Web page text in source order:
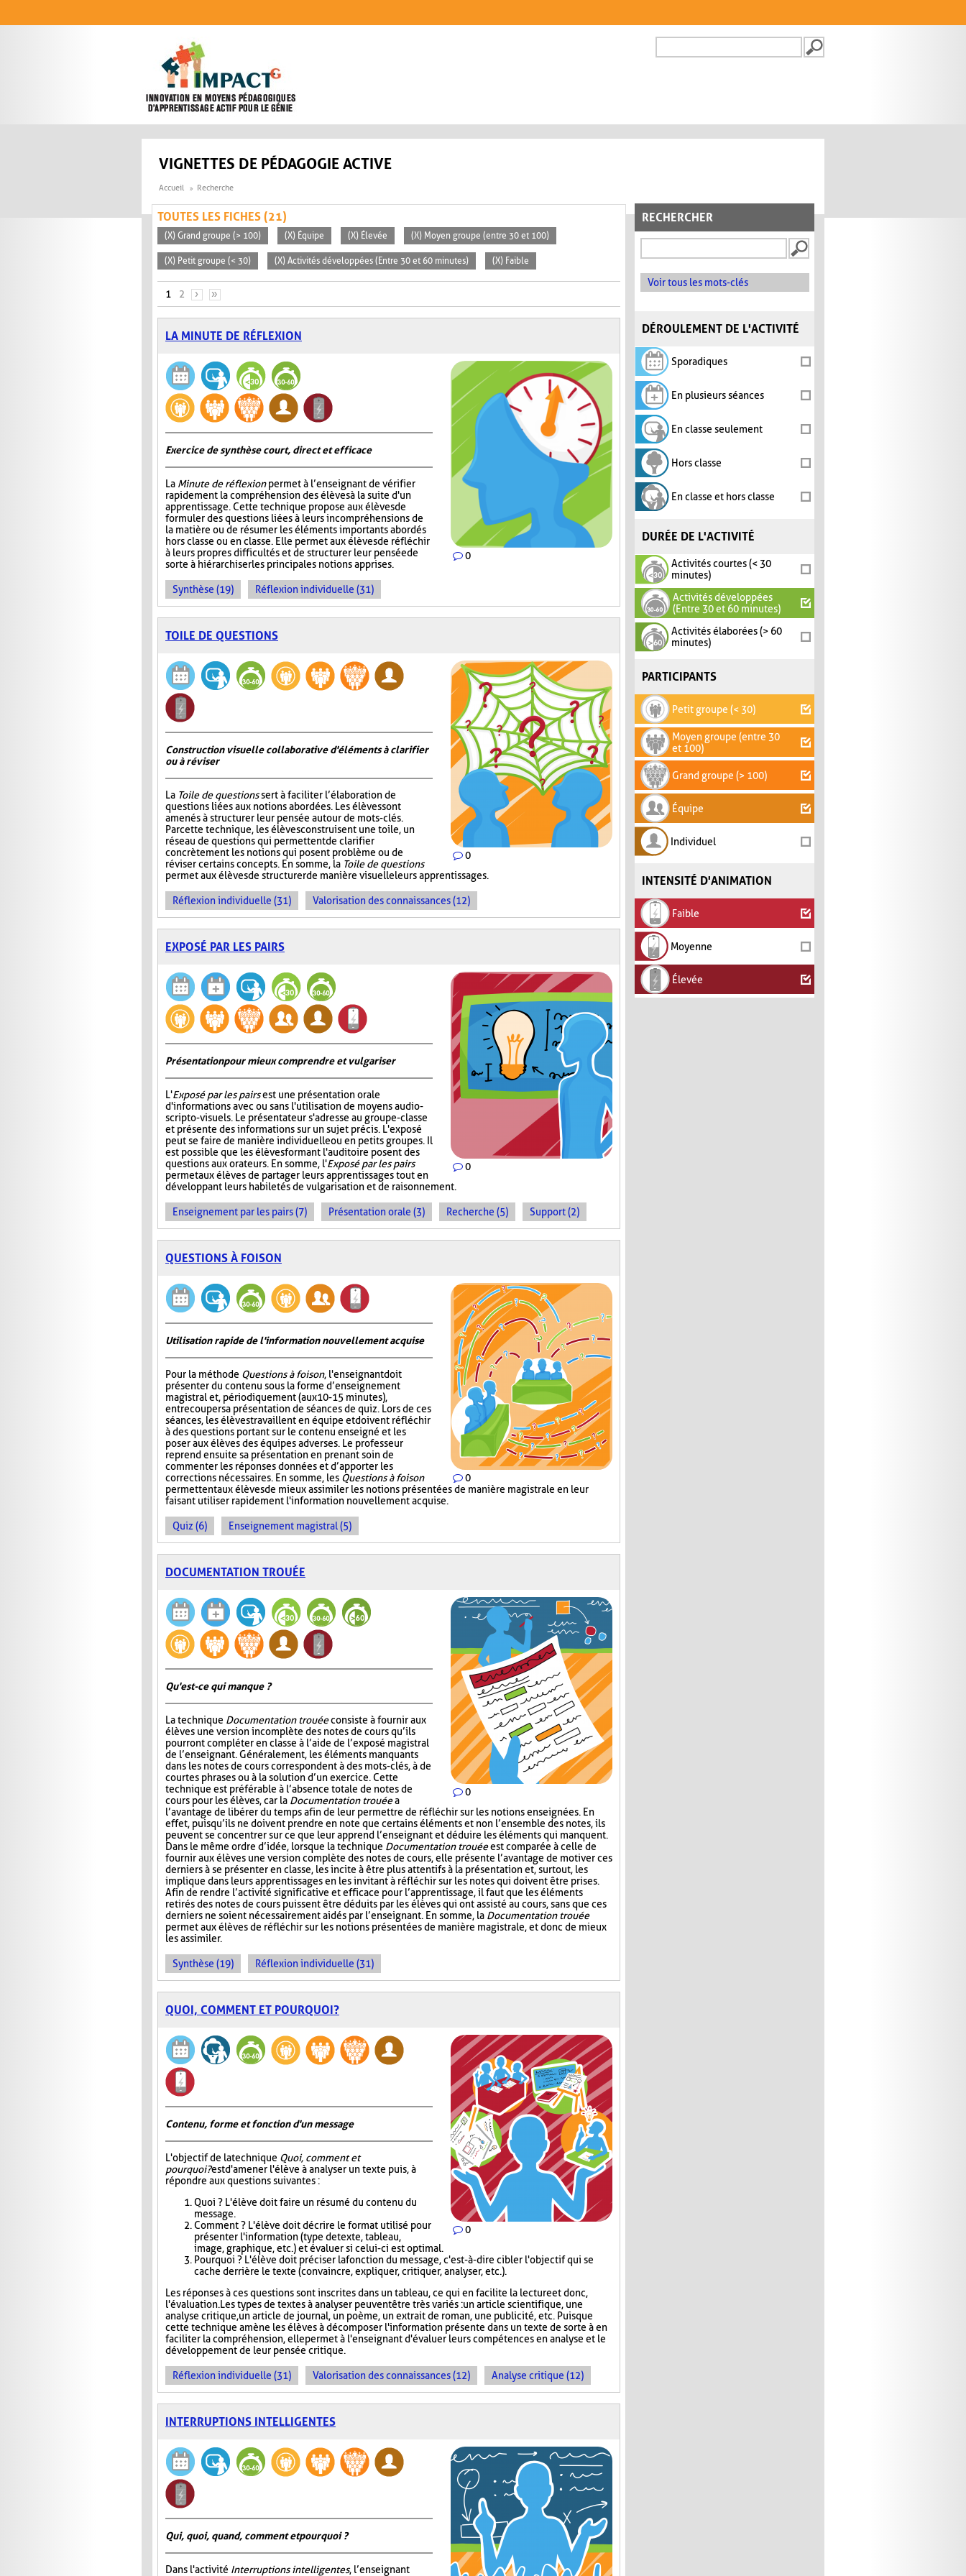
FORMULAIRE DE
VIGNETTES DE PÉDAGOGIE ACTIVE
Accueil Recherche
RECHERCHER
Voir tous les mots-clés
DÉROULEMENT DE L'ACTIVITÉ
Sporadiques
En plusieurs séances
En classe seulement
Hors classe
En classe et hors classe
DURÉE DE L'ACTIVITÉ
Activités courtes (< 30
minutes)
Activités développées
(Entre 30 et 60 minutes)
Activités élaborées (> 60
minutes)
PARTICIPANTS
Petit groupe (< 30)
Moyen groupe (entre 30
et 100)
Grand groupe (> 100)
Équipe
Individuel
INTENSITÉ D'ANIMATION
Faible
Moyenne
Élevée
TOUTES LES FICHES (21)
(X) Grand groupe (> 100) (X) Équipe (X) Élevée (X) Moyen groupe (entre 30 et 100)
(X) Petit groupe (< 30) (X) Activités développées (Entre 30 et 60 minutes) (X) Faible
PAGES
1 2 › »
LA MINUTE DE RÉFLEXION
0
Exercice de synthèse court, direct et efficace
La Minute de réflexionpermet à l’enseignant de vérifier
rapidement la compréhension des élèves à la suite d'un
apprentissage. Cette technique propose aux élèves de
formuler des questions liées à leurs incompréhensions de
la matière ou de résumer les éléments importants abordés
hors classe ou en classe. Elle permet aux élèves de réfléchir
à leurs propres difficultés et de structurer leur pensée de
sorte à hiérarchiser les principales notions apprises.
Synthèse (19) Réflexion individuelle (31)
TOILE DE QUESTIONS
0
Construction visuelle collaborative d'éléments à clarifier
ou à réviser
La Toile de questionssert à faciliter l’élaboration de
questions liées aux notions abordées. Les élèves sont
amenés à structurer leur pensée autour de mots-clés.
Par cette technique, les élèves construisent une toile, un
réseau de questions qui permettent de clarifier
concrètement les notions qui posent problème ou de
réviser certains concepts. En somme, la Toile de questions
permet aux élèves de structurer de manière visuelle leurs apprentissages.
Réflexion individuelle (31) Valorisation des connaissances (12)
EXPOSÉ PAR LES PAIRS
0
Présentation pour mieux comprendre et vulgariser
L'Exposé par les pairsest une présentation orale
d'informations avec ou sans l'utilisation de moyens audio-
scripto-visuels. Le présentateur s'adresse au groupe-classe
et présente des informations sur un sujet précis. L'exposé
peut se faire de manière individuelle ou en petits groupes. Il
est possible que les élèves formant l'auditoire posent des
questions aux orateurs. En somme, l'Exposé par les pairs
permet aux élèves de partager leurs apprentissages tout en
développant leurs habiletés de vulgarisation et de raisonnement.
Enseignement par les pairs (7) Présentation orale (3) Recherche (5) Support (2)
QUESTIONS À FOISON
0
Utilisation rapide de l'information nouvellement acquise
Pour la méthode Questions à foison, l'enseignant doit
présenter du contenu sous la forme d’enseignement
magistral et, périodiquement (aux 10-15 minutes),
entrecouper sa présentation de séances de quiz. Lors de ces
séances, les élèves travaillent en équipe et doivent réfléchir
à des questions portant sur le contenu enseigné et les
poser aux élèves des équipes adverses. Le professeur
reprend ensuite sa présentation en prenant soin de
commenter les réponses données et d’apporter les
corrections nécessaires. En somme, les Questions à foison
permettent aux élèves de mieux assimiler les notions présentées de manière magistrale en leur
faisant utiliser rapidement l'information nouvellement acquise.
Quiz (6) Enseignement magistral (5)
DOCUMENTATION TROUÉE
0
Qu'est-ce qui manque ?
La technique Documentation trouéeconsiste à fournir aux
élèves une version incomplète des notes de cours qu’ils
pourront compléter en classe à l’aide de l’exposé magistral
de l’enseignant. Généralement, les éléments manquants
dans les notes de cours correspondent à des mots-clés, à de
courtes phrases ou à la solution d’un exercice. Cette
technique est préférable à l’absence totale de notes de
cours pour les élèves, car la Documentation trouéea
l’avantage de libérer du temps afin de leur permettre de réfléchir sur les notions enseignées. En
effet, puisqu’ils ne doivent prendre en note que certains éléments et non l’ensemble des notes, ils
peuvent se concentrer sur ce que leur apprend l’enseignant et déduire les éléments qui manquent.
Dans le même ordre d’idée, lorsque la technique Documentation trouéeest comparée à celle de
fournir aux élèves une version complète des notes de cours, elle présente l’avantage de motiver ces
derniers à se présenter en classe, les incite à être plus attentifs à la présentation et, surtout, les
implique dans leurs apprentissages en les invitant à réfléchir sur les notes qui doivent être prises.
Afin de rendre l’activité significative et efficace pour l’apprentissage, il faut que les éléments
retirés des notes de cours puissent être déduits par les élèves qui ont assisté au cours, sans que ces
derniers ne soient nécessairement aidés par l’enseignant. En somme, la Documentation trouée
permet aux élèves de réfléchir sur les notions présentées de manière magistrale, et donc de mieux
les assimiler.
Synthèse (19) Réflexion individuelle (31)
QUOI, COMMENT ET POURQUOI?
0
Contenu, forme et fonction d'un message
L'objectif de la technique Quoi, comment et
pourquoi?est d'amener l'élève à analyser un texte puis, à
répondre aux questions suivantes :
Quoi ? L'élève doit faire un résumé du contenu du
message.
Comment ? L'élève doit décrire le format utilisé pour
présenter l'information (type de texte, tableau,
image, graphique, etc.) et évaluer si celui-ci est optimal.
Pourquoi ? L'élève doit préciser la fonction du message, c'est-à-dire cibler l'objectif qui se
cache derrière le texte (convaincre, expliquer, critiquer, analyser, etc.).
Les réponses à ces questions sont inscrites dans un tableau, ce qui en facilite la lecture et donc,
l'évaluation. Les types de textes à analyser peuvent être très variés : un article scientifique, une
analyse critique, un article de journal, un poème, un extrait de roman, une publicité, etc. Puisque
cette technique amène les élèves à décomposer l'information présente dans un texte de sorte à en
faciliter la compréhension, elle permet à l'enseignant d'évaluer leurs compétences en analyse et le
développement de leur pensée critique.
Réflexion individuelle (31) Valorisation des connaissances (12) Analyse critique (12)
INTERRUPTIONS INTELLIGENTES
Qui, quoi, quand, comment et pourquoi ?
Dans l'activité Interruptions intelligentes, l’enseignant